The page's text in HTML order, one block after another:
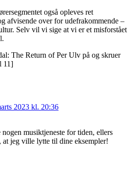
også opleves ret
afvisende over for udefrakommende –
Selv vil vi sige at vi er et misforstået
The Return of Per Ulv på og skruer
11]
2023 kl. 20:36
nogen musiktjeneste for tiden, ellers
at jeg ville lytte til dine eksempler!